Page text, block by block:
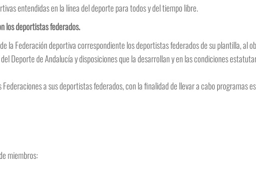
entendidas en la línea del deporte para todos y del tiempo libre.
los deportistas federados.
la Federación deportiva correspondiente los deportistas federados de su plantilla, al
Deporte de Andalucía y disposiciones que la desarrollan y en las condiciones
a sus deportistas federados, con la finalidad de llevar a cabo programas
miembros: